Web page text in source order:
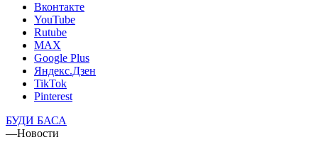
Вконтакте
YouTube
Rutube
MAX
Google Plus
Яндекс.Дзен
TikTok
Pinterest
БУДИ БАСА
—Новости